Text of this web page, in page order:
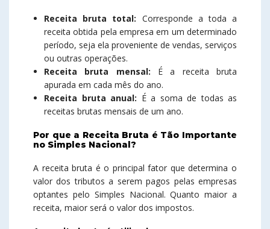
Receita bruta total: Corresponde a toda a
receita obtida pela empresa em um determinado
período, seja ela proveniente de vendas, serviços
ou outras operações.
Receita bruta mensal: É a receita bruta
apurada em cada mês do ano.
Receita bruta anual: É a soma de todas as
receitas brutas mensais de um ano.
Por que a Receita Bruta é Tão Importante
no Simples Nacional?
A receita bruta é o principal fator que determina o
valor dos tributos a serem pagos pelas empresas
optantes pelo Simples Nacional. Quanto maior a
receita, maior será o valor dos impostos.